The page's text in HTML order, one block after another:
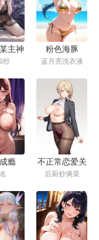
主神
露出
后精
！
纱
粉色海豚
蓝月亮洗衣液
瘾
3P、
饭）
不正常恋爱关
系
后厨炒俩菜